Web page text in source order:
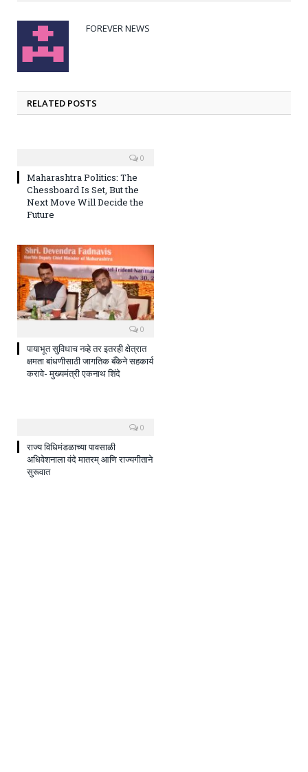
FOREVER NEWS
RELATED POSTS
0
Maharashtra Politics: The
Chessboard Is Set, But the
Next Move Will Decide the
Future
0
पायाभूत सुविधाच नव्हे तर इतरही क्षेत्रात
क्षमता बांधणीसाठी जागतिक बँकेने सहकार्य
करावे- मुख्यमंत्री एकनाथ शिंदे
0
राज्य विधिमंडळाच्या पावसाळी
अधिवेशनाला वंदे मातरम् आणि राज्यगीताने
सुरूवात